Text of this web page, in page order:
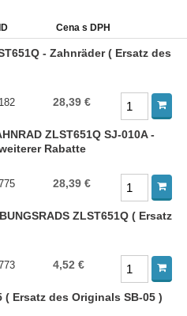
ID Cena s DPH
- Zahnräder ( Ersatz des
28,39 €
​​ZLST651Q SJ-010A -
Rabatte
28,39 €
ZLST651Q ( Ersatz
4,52 €
( Ersatz des Originals SB-05 )